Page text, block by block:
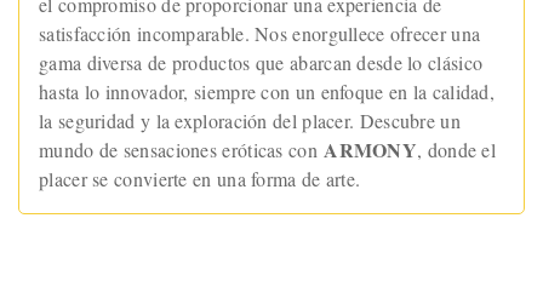
satisfacción incomparable. Nos enorgullece ofrecer una
gama diversa de productos que abarcan desde lo clásico
hasta lo innovador, siempre con un enfoque en la calidad,
la seguridad y la exploración del placer. Descubre un
mundo de sensaciones eróticas con ARMONY, donde el
placer se convierte en una forma de arte.